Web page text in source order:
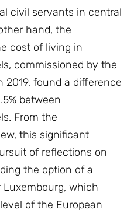
civil servants in central
hand, the
cost of living in
commissioned by the
2019, found a difference
between
From the
this significant
of reflections on
the option of a
which
of the European